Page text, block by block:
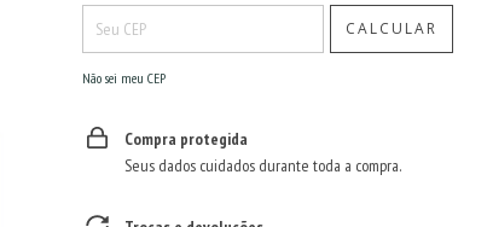
CALCULAR
Não sei meu CEP
Compra protegida
Seus dados cuidados durante toda a compra.